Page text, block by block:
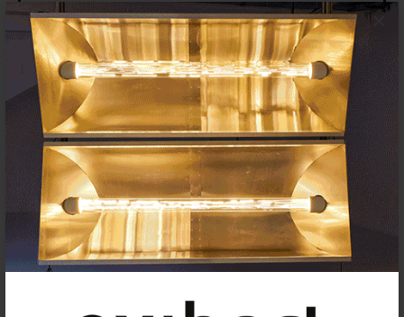
×
Insertar exposición o evento
Agenda
Exposiciones, inauguraciones,
actividades.
¡Te ayudamos a encontrar el
evento que buscas !